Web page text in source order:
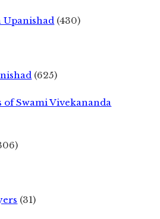
(430)
(625)
of Swami Vivekananda
(31)